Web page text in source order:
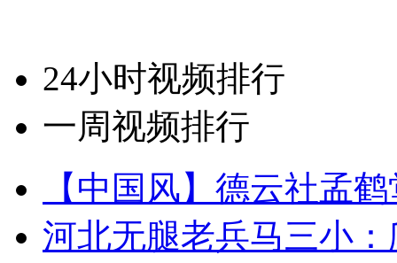
24小时视频排行
一周视频排行
【中国风】德云社孟
河北无腿老兵马三小